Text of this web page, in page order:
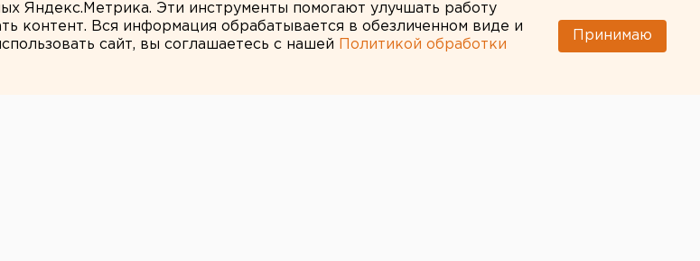
Яндекс.Метрика. Эти инструменты помогают улучшать работу
контент. Вся информация обрабатывается в обезличенном виде и
сайт, вы соглашаетесь с нашей
Политикой обработки
Принимаю